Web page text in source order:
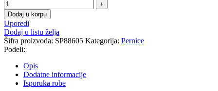
Dodaj u korpu
Uporedi
Dodaj u listu želja
Šifra proizvoda: SP88605 Kategorija: Pernice
Podeli:
Opis
Dodatne informacije
Isporuka robe